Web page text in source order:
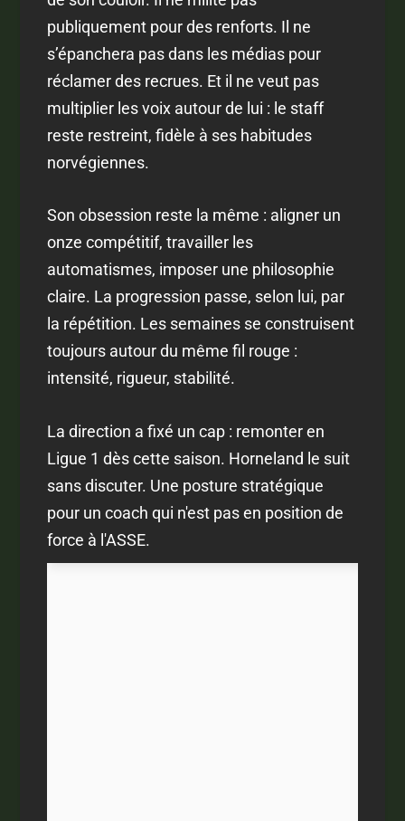
publiquement pour des renforts. Il ne
s’épanchera pas dans les médias pour
réclamer des recrues. Et il ne veut pas
multiplier les voix autour de lui : le staff
reste restreint, fidèle à ses habitudes
norvégiennes.
Son obsession reste la même : aligner un
onze compétitif, travailler les
automatismes, imposer une philosophie
claire. La progression passe, selon lui, par
la répétition. Les semaines se construisent
toujours autour du même fil rouge :
intensité, rigueur, stabilité.
La direction a fixé un cap : remonter en
Ligue 1 dès cette saison. Horneland le suit
sans discuter. Une posture stratégique
pour un coach qui n'est pas en position de
force à l'ASSE.